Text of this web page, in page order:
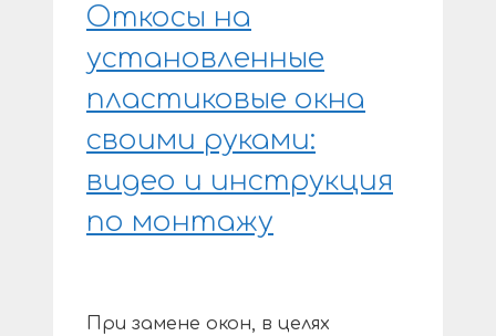
Откосы на
установленные
пластиковые окна
своими руками:
видео и инструкция
по монтажу
При замене окон, в целях